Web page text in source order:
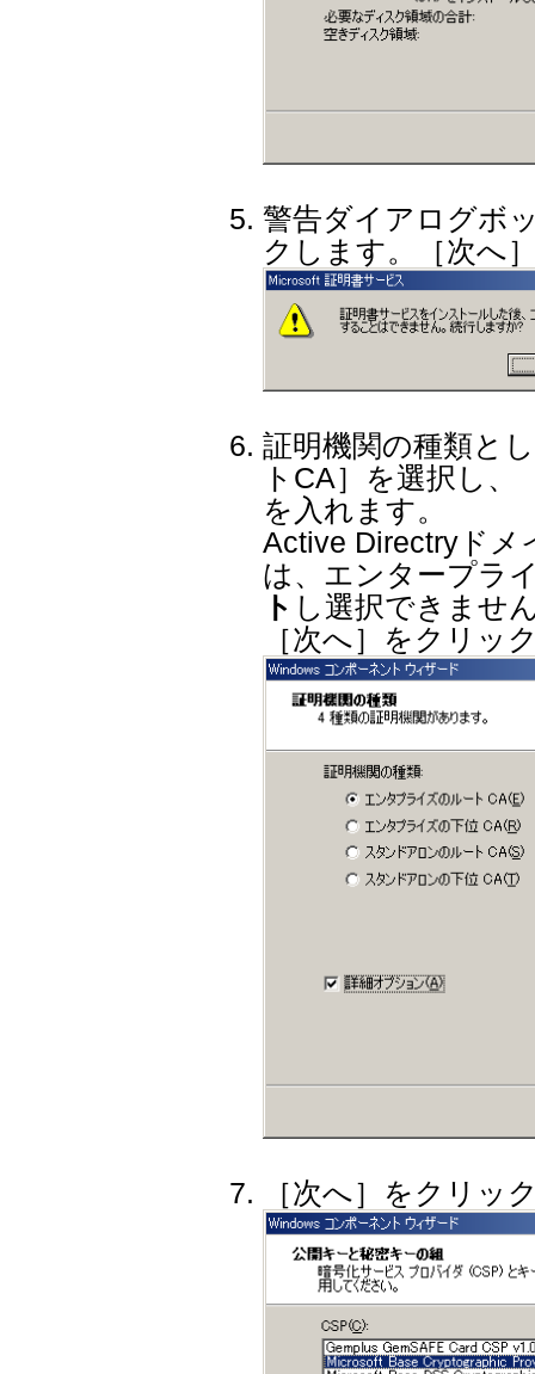
警告ダイアログボ
クします。［次へ
証明機関の種類と
トCA］を選択し
を入れます。
Active Directryドメ
は、エンタープラ
ト し選択できませ
［次へ］をクリッ
［次へ］をクリッ